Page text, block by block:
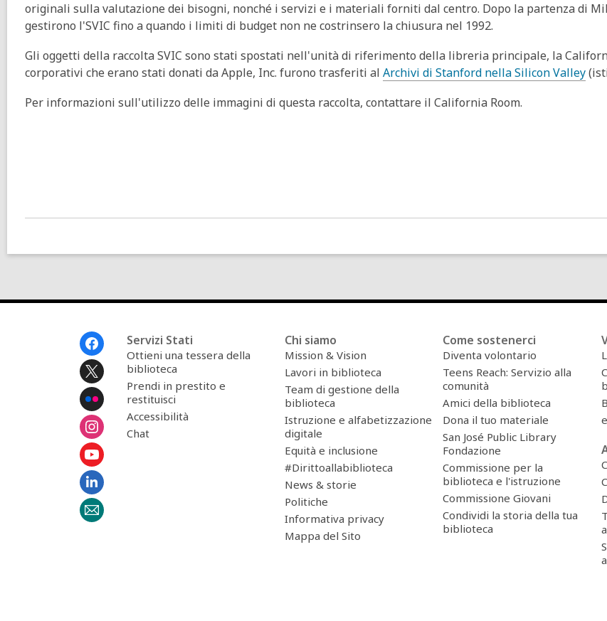
originali sulla valutazione dei bisogni, nonché i servizi e i materiali forniti dal centro. Dopo la partenza di
gestirono l'SVIC fino a quando i limiti di budget non ne costrinsero la chiusura nel 1992.
Gli oggetti della raccolta SVIC sono stati spostati nell'unità di riferimento della libreria principale, la
corporativi che erano stati donati da Apple, Inc. furono trasferiti al Archivi di Stanford nella Silicon Valley
Per informazioni sull'utilizzo delle immagini di questa raccolta, contattare il California Room.
Servizi Stati
Ottieni una tessera della
biblioteca
Prendi in prestito e
restituisci
Accessibilità
Chat
Chi siamo
Mission & Vision
Lavori in biblioteca
Team di gestione della
biblioteca
Istruzione e alfabetizzazione
digitale
Equità e inclusione
#Dirittoallabiblioteca
News & storie
Politiche
Informativa privacy
Mappa del Sito
Come sostenerci
Diventa volontario
Teens Reach: Servizio alla
comunità
Amici della biblioteca
Dona il tuo materiale
San José Public Library
Fondazione
Commissione per la
biblioteca e l'istruzione
Commissione Giovani
Condividi la storia della tua
biblioteca